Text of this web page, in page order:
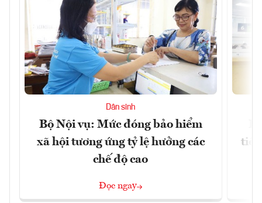
Dân sinh
Bộ Nội vụ: Mức đóng bảo hiểm
xã hội tương ứng tỷ lệ hưởng các
chế độ cao
Đọc ngay